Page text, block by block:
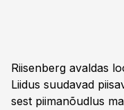
Riisenberg avaldas
Liidus suudavad
sest piimanõudlus